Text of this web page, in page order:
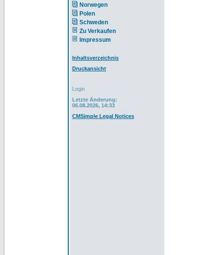
Norwegen
Polen
Schweden
Zu Verkaufen
Impressum
Inhaltsverzeichnis
Druckansicht
Login
Letzte Änderung:
06.08.2026, 14:33
CMSimple Legal Notices